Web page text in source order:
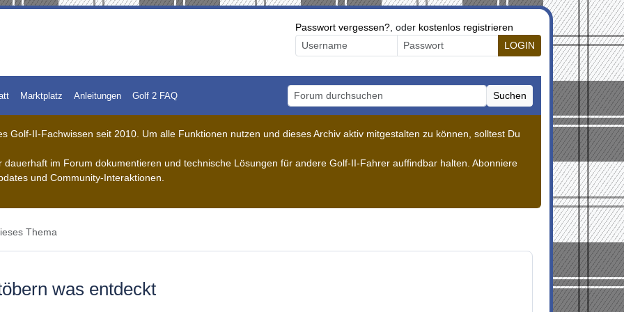
Passwort vergessen? , oder kostenlos registrieren
LOGIN
Marktplatz Anleitungen Golf 2 FAQ
Forum durchsuchen
Suchen
Golf-II-Fachwissen seit 2010. Um alle Funktionen nutzen und dieses Archiv aktiv mitgestalten zu können, solltest Du
im Forum dokumentieren und technische Lösungen für andere Golf-II-Fahrer auffindbar halten. Abonniere
und Community-Interaktionen.
Thema
was entdeckt